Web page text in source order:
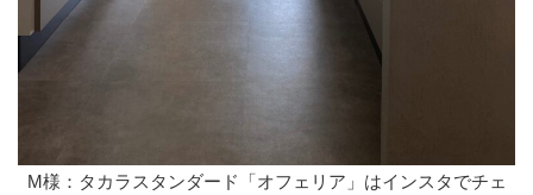
M様：タカラスタンダード「オフェリア」はインスタでチェ